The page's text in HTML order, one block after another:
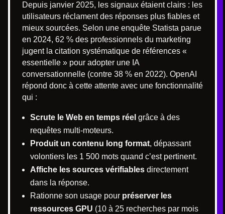
Depuis janvier 2025, les signaux étaient clairs : les
utilisateurs réclament des réponses plus fiables et
mieux sourcées. Selon une enquête Statista parue
en 2024, 62 % des professionnels du marketing
jugent la citation systématique de références «
essentielle » pour adopter une IA
conversationnelle (contre 38 % en 2022). OpenAI
répond donc à cette attente avec une fonctionnalité
qui :
Scrute le Web en temps réel grâce à des
requêtes multi-moteurs.
Produit un contenu long format, dépassant
volontiers les 1 500 mots quand c’est pertinent.
Affiche les sources vérifiables directement
dans la réponse.
Rationne son usage pour préserver les
ressources GPU (10 à 25 recherches par mois